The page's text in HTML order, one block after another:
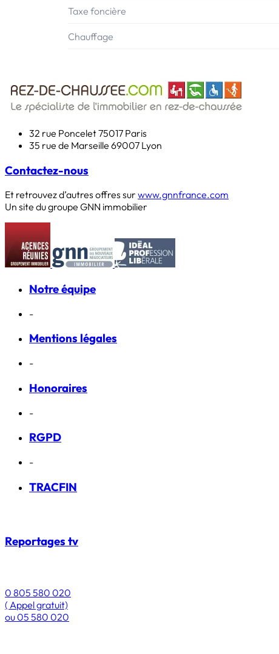
Taxe foncière
Chauffage
32 rue Poncelet75017 Paris
35 rue de Marseille 69007 Lyon
Contactez-nous
Et retrouvez d’autres offres sur www.gnnfrance.com
Un site du groupe GNN immobilier
Notre équipe
-
Mentions légales
-
Honoraires
-
RGPD
-
TRACFIN
Reportages tv
0 805 580 020
( Appel gratuit)
ou05 580 020